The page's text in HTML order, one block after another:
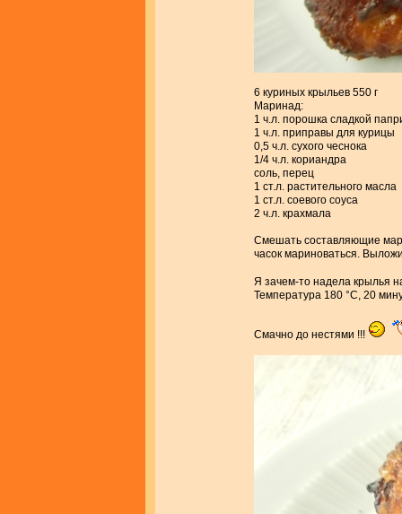
6 куриных крыльев 550 г
Маринад:
1 ч.л. порошка сладкой
1 ч.л. приправы для курицы
0,5 ч.л. сухого чеснока
1/4 ч.л. кориандра
соль, перец
1 ст.л. растительного масла
1 ст.л. соевого соуса
2 ч.л. крахмала
Смешать составляющие
часок мариноваться.
Я зачем-то надела крылья
Температура 180 °С, 20
Смачно до нестями !!!